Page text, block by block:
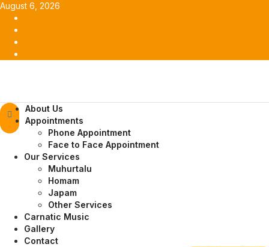
Skip
content
August 6, 2026
Primary
Menu
About Us
Appointments
Phone Appointment
Face to Face Appointment
Our Services
Muhurtalu
Homam
Japam
Other Services
Carnatic Music
Gallery
Contact